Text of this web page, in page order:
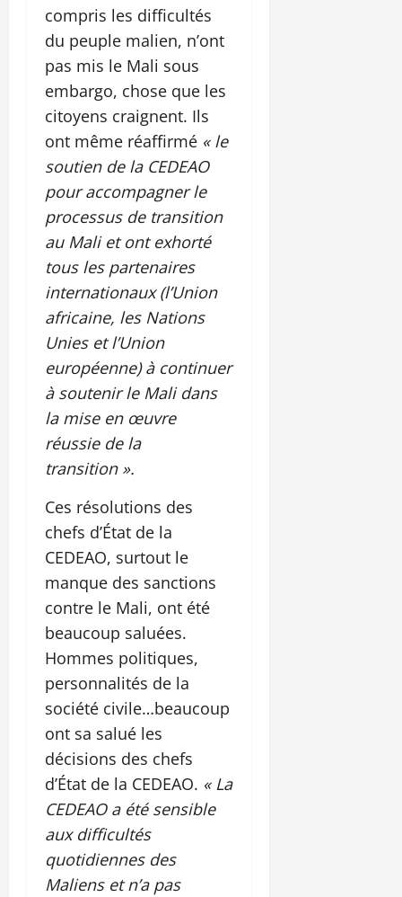
compris les difficultés
du peuple malien, n’ont
pas mis le Mali sous
embargo, chose que les
citoyens craignent. Ils
ont même réaffirmé « le
soutien de la CEDEAO
pour accompagner le
processus de transition
au Mali et ont exhorté
tous les partenaires
internationaux (l’Union
africaine, les Nations
Unies et l’Union
européenne) à continuer
à soutenir le Mali dans
la mise en œuvre
réussie de la
transition ».
Ces résolutions des
chefs d’État de la
CEDEAO, surtout le
manque des sanctions
contre le Mali, ont été
beaucoup saluées.
Hommes politiques,
personnalités de la
société civile…beaucoup
ont sa salué les
décisions des chefs
d’État de la CEDEAO. « La
CEDEAO a été sensible
aux difficultés
quotidiennes des
Maliens et n’a pas